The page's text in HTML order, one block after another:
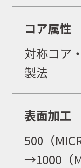
コア属性
対称コア
製法
表面加工
500（
→1000（